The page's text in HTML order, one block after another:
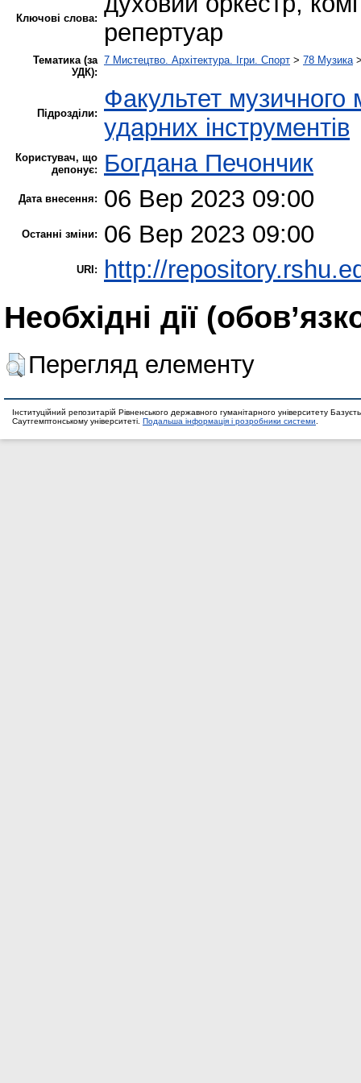
Ключові слова:
репертуар
Тематика (за
УДК):
7 Мистецтво. Архітектура. Ігри. Спорт > 78 Музика
Підрозділи:
Факультет музичного
ударних інструментів
Користувач, що
депонує:
Богдана Печончик
Дата внесення: 06 Вер 2023 09:00
Останні зміни: 06 Вер 2023 09:00
URI: http://
Необхідні дії
Перегляд елементу
Інституційний репозитарій Рівненського державного гуманітарного університету
Саутгемптонському університеті. Подальша інформація і розробники системи